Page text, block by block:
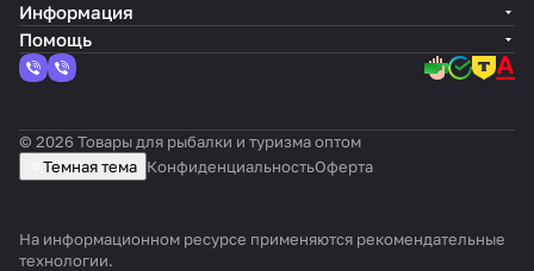
Информация
Помощь
© 2026 Товары для рыбалки и туризма оптом
Темная тема КонфиденциальностьОферта
На информационном ресурсе применяются рекомендательные
технологии.